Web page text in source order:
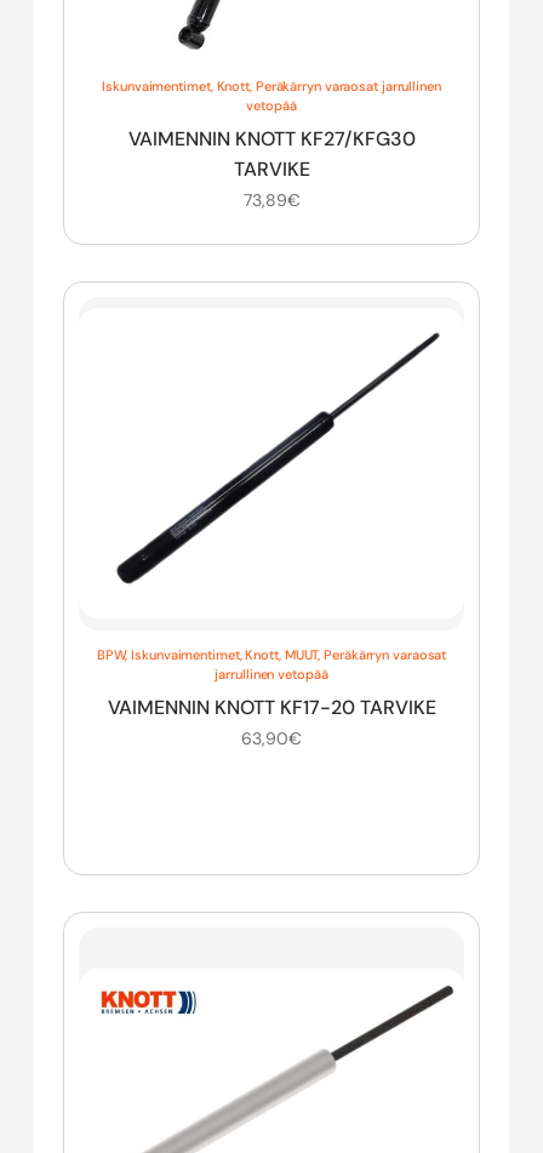
Iskunvaimentimet, Knott, Peräkärryn varaosat jarrullinen
vetopää
VAIMENNIN KNOTT KF27/KFG30
TARVIKE
73,89€
BPW,Iskunvaimentimet,Knott, MUUT,Peräkärryn varaosat
jarrullinen vetopää
VAIMENNIN KNOTT KF17-20 TARVIKE
63,90€